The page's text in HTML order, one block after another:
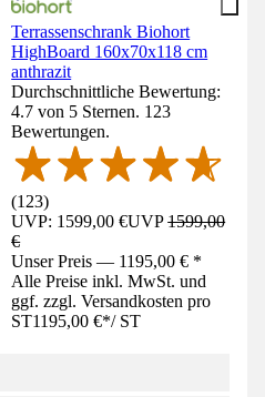
Terrassenschrank Biohort
HighBoard 160x70x118 cm
anthrazit
Durchschnittliche Bewertung:
4.7 von 5 Sternen. 123
Bewertungen.
(123)
UVP: 1599,00 €UVP1599,00
€
Unser Preis — 1195,00 € *
Alle Preise inkl. MwSt. und
ggf. zzgl. Versandkosten pro
ST1195,00 €*/ ST